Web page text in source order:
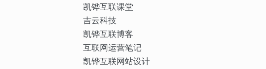
凯铧互联课堂
吉云科技
凯铧互联博客
互联网运营笔记
凯铧互联网站设计